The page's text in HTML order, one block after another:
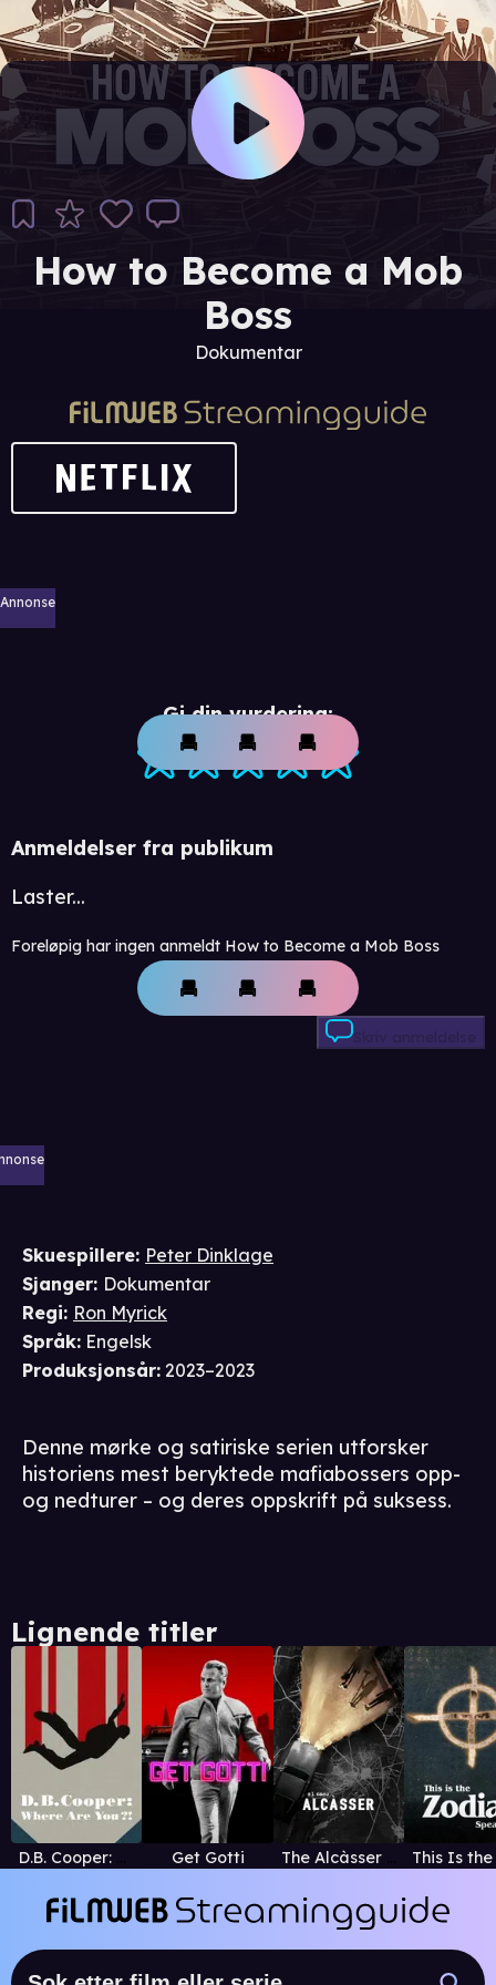
How to Become a Mob
Boss
Dokumentar
Annonse
Gi din vurdering:
Anmeldelser fra publikum
Laster...
Foreløpig har ingen anmeldt How to Become a Mob Boss
Skriv anmeldelse
Skuespillere: Peter Dinklage
Sjanger: Dokumentar
Regi: Ron Myrick
Språk: Engelsk
Produksjonsår: 2023–2023
Denne mørke og satiriske serien utforsker
historiens mest beryktede mafiabossers opp-
og nedturer – og deres oppskrift på suksess.
Lignende titler
D.B. Cooper: Where Are You?! Get Gotti The Alcàsser Murders